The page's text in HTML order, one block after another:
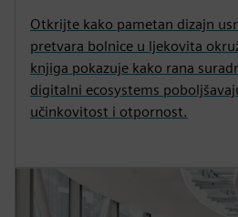
Otkrijte kako pametan dizajn
pretvara bolnice u ljekovita
knjiga pokazuje kako rana
digitalni ecosystems
učinkovitost i otpornost.